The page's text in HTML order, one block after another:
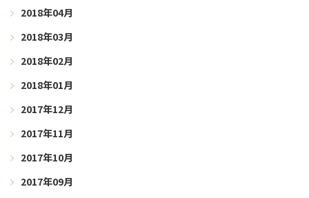
2018年04月
2018年03月
2018年02月
2018年01月
2017年12月
2017年11月
2017年10月
2017年09月